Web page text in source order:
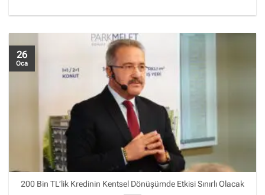
200 Bin TL’lik Kredinin Kentsel Dönüşümde Etkisi Sınırlı Olacak
26
Oca